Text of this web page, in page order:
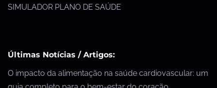
SIMULADOR PLANO DE SAÚDE
Últimas Notícias / Artigos:
O impacto da alimentação na saúde cardiovascular: um